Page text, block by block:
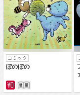
コミック
ぼのぼの